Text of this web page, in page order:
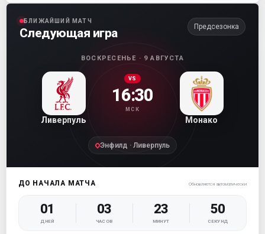
БЛИЖАЙШИЙ МАТЧ
Следующая игра Предсезонка
ВОСКРЕСЕНЬЕ · 9 АВГУСТА
Ливерпуль
VS
16:30
МСК
Монако
Энфилд · Ливерпуль
ДО НАЧАЛА МАТЧА Обновляется автоматически
01
ДНЕЙ
03
ЧАСОВ
23
МИНУТ
48
СЕКУНД